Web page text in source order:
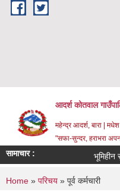
Skip to main content
आदर्श कोतवाल
महेन्द्र आदर्श, बारा |
"सफा-सुन्दर, हराभरा
सामाचार : भूमिहीन
You are here
Home » परिचय » पूर्व कर्मचारी